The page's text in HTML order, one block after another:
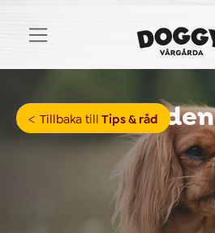
Tillbaka till Tips & råd
Mat för hunden